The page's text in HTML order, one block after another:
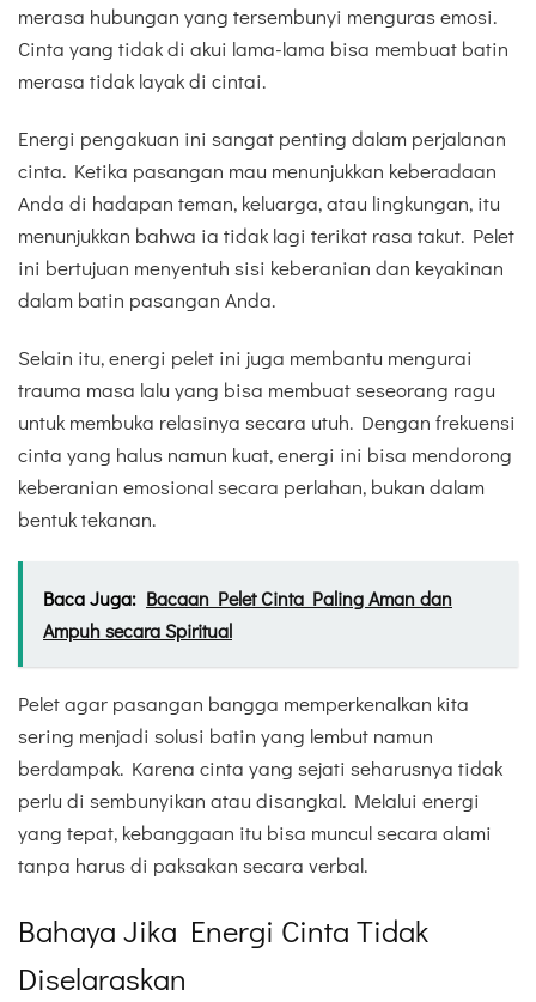
merasa hubungan yang tersembunyi menguras emosi.
Cinta yang tidak di akui lama-lama bisa membuat batin
merasa tidak layak di cintai.
Energi pengakuan ini sangat penting dalam perjalanan
cinta. Ketika pasangan mau menunjukkan keberadaan
Anda di hadapan teman, keluarga, atau lingkungan, itu
menunjukkan bahwa ia tidak lagi terikat rasa takut. Pelet
ini bertujuan menyentuh sisi keberanian dan keyakinan
dalam batin pasangan Anda.
Selain itu, energi pelet ini juga membantu mengurai
trauma masa lalu yang bisa membuat seseorang ragu
untuk membuka relasinya secara utuh. Dengan frekuensi
cinta yang halus namun kuat, energi ini bisa mendorong
keberanian emosional secara perlahan, bukan dalam
bentuk tekanan.
Baca Juga: Bacaan Pelet Cinta Paling Aman dan
Ampuh secara Spiritual
Pelet agar pasangan bangga memperkenalkan kita
sering menjadi solusi batin yang lembut namun
berdampak. Karena cinta yang sejati seharusnya tidak
perlu di sembunyikan atau disangkal. Melalui energi
yang tepat, kebanggaan itu bisa muncul secara alami
tanpa harus di paksakan secara verbal.
Bahaya Jika Energi Cinta Tidak
Diselaraskan